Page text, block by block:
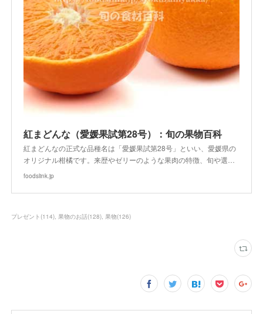
紅まどんな（愛媛果試第28号）：旬の果物百科
紅まどんなの正式な品種名は「愛媛果試第28号」といい、愛媛県の
オリジナル柑橘です。来歴やゼリーのような果肉の特徴、旬や選…
foodslink.jp
プレゼント (114) 果物のお話(128) 果物(126)